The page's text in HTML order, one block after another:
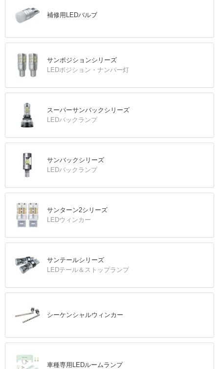
補修用LEDバルブ
サンポジションシリーズ
LEDポジション・ナンバー灯
スーパーサンバックシリーズ
LEDバックランプ
サンバックシリーズ
LEDバックランプ
サンターン2シリーズ
LEDウィンカー
サンテールシリーズ
LEDテール＆ストップランプ
シーケンシャルウィンカー
車種専用LEDルームランプ